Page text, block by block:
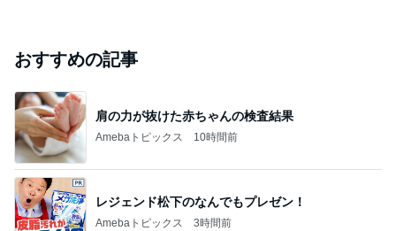
おすすめの記事
肩の力が抜けた赤ちゃんの検査結果
Amebaトピックス 10時間前
レジェンド松下のなんでもプレゼン！
Amebaトピックス 3時間前